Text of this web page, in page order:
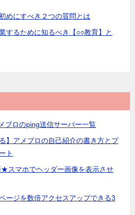
めにすべき２つの質問とは
するために知るべき【○○教育】と
ブロのping送信サーバー一覧
】アメブロの自己紹介の書き方とプ
ト
スマホでヘッダー画像を表示させ
ージを数倍アクセスアップできる3